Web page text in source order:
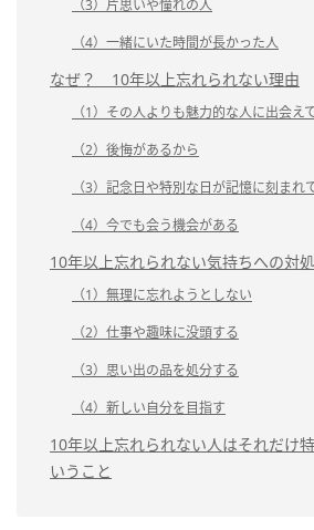
（3）片思いや憧れの人
（4）一緒にいた時間が長かった人
なぜ？ 10年以上忘れられない理由
（1）その人よりも魅力的な人に出会え
（2）後悔があるから
（3）記念日や特別な日が記憶に刻まれ
（4）今でも会う機会がある
10年以上忘れられない気持ちへの対
（1）無理に忘れようとしない
（2）仕事や趣味に没頭する
（3）思い出の品を処分する
（4）新しい自分を目指す
10年以上忘れられない人はそれだけ
いうこと